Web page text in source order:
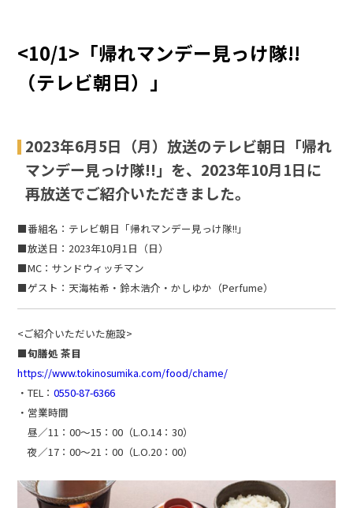
<10/1>「帰れマンデー見っけ隊!!
（テレビ朝日）」
2023年6月5日（月）放送のテレビ朝日「帰れ
マンデー見っけ隊!!」を、2023年10月1日に
再放送でご紹介いただきました。
■番組名：テレビ朝日「帰れマンデー見っけ隊!!」
■放送日：2023年10月1日（日）
■MC：サンドウィッチマン
■ゲスト：天海祐希・鈴木浩介・かしゆか（Perfume）
<ご紹介いただいた施設>
■旬膳処 茶目
https://www.tokinosumika.com/food/chame/
・TEL：0550-87-6366
・営業時間
昼／11：00〜15：00（L.O.14：30）
夜／17：00〜21：00（L.O.20：00）